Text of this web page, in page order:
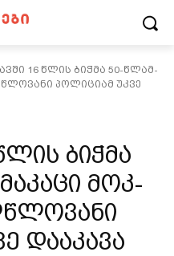
16 წლის ბიჭ­მა 50-წლამ­
პო­ლი­ცი­ამ უკვე
ბიჭ­მა
მოკ­
და­ა­კა­ვა